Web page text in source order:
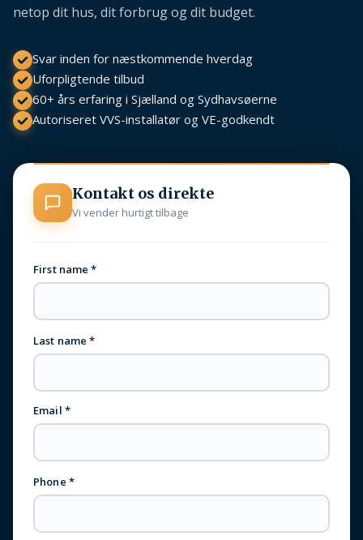
netop dit hus, dit forbrug og dit budget.
Svar inden for næstkommende hverdag
Uforpligtende tilbud
60+ års erfaring i Sjælland og Sydhavsøerne
Autoriseret VVS-installatør og VE-godkendt
Kontakt os direkte
Vi vender hurtigt tilbage
First name *
Last name *
Email *
Phone *